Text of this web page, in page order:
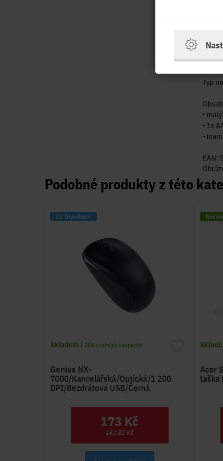
Typ
Typ
-
- 1x
-
EAN:
Podobné produkty z této
CZ Distribuce
Skladem | 20 Ks volných k expedici
Genius NX-
7000/Kancelářská/Optická/1 200
DPI/Bezdrátová USB/Černá
173 Kč
142.82 Kč
Acer
taška